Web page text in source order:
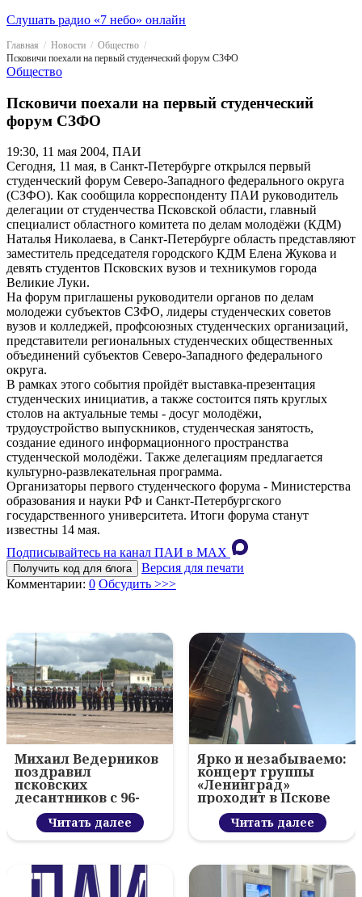
Слушать радио «7 небо» онлайн
Главная Новости
Общество
Псковичи поехали на первый студенческий форум СЗФО
Общество
Псковичи поехали на первый студенческий
форум СЗФО
19:30, 11 мая 2004, ПАИ
Сегодня, 11 мая, в Санкт-Петербурге открылся первый
студенческий форум Северо-Западного федерального округа
(СЗФО). Как сообщила корреспонденту ПАИ руководитель
делегации от студенчества Псковской области, главный
специалист областного комитета по делам молодёжи (КДМ)
Наталья Николаева, в Санкт-Петербурге область представляют
заместитель председателя городского КДМ Елена Жукова и
девять студентов Псковских вузов и техникумов города
Великие Луки.
На форум приглашены руководители органов по делам
молодежи субъектов СЗФО, лидеры студенческих советов
вузов и колледжей, профсоюзных студенческих организаций,
представители региональных студенческих общественных
объединений субъектов Северо-Западного федерального
округа.
В рамках этого события пройдёт выставка-презентация
студенческих инициатив, а также состоится пять круглых
столов на актуальные темы - досуг молодёжи,
трудоустройство выпускников, студенческая занятость,
создание единого информационного пространства
студенческой молодёжи. Также делегациям предлагается
культурно-развлекательная программа.
Организаторы первого студенческого форума - Министерства
образования и науки РФ и Санкт-Петербургского
государственного университета. Итоги форума станут
известны 14 мая.
Подписывайтесь на канал ПАИ в MAХ
Получить код для блога
Версия для печати
Комментарии: 0 Обсудить >>>
Михаил Ведерников
поздравил
псковских
десантников с 96-
летием ВДВ и
вручил награды
Читать далее
Ярко и незабываемо:
концерт группы
«Ленинград»
проходит в Пскове
Читать далее